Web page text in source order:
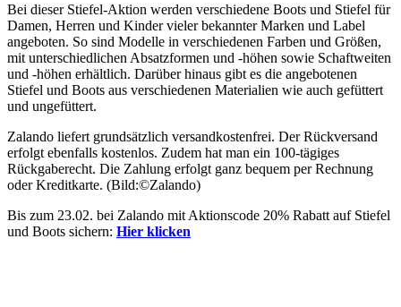
Bei dieser Stiefel-Aktion werden verschiedene Boots und Stiefel für
Damen, Herren und Kinder vieler bekannter Marken und Label
angeboten. So sind Modelle in verschiedenen Farben und Größen,
mit unterschiedlichen Absatzformen und -höhen sowie Schaftweiten
und -höhen erhältlich. Darüber hinaus gibt es die angebotenen
Stiefel und Boots aus verschiedenen Materialien wie auch gefüttert
und ungefüttert.
Zalando liefert grundsätzlich versandkostenfrei. Der Rückversand
erfolgt ebenfalls kostenlos. Zudem hat man ein 100-tägiges
Rückgaberecht. Die Zahlung erfolgt ganz bequem per Rechnung
oder Kreditkarte. (Bild:©Zalando)
Bis zum 23.02. bei Zalando mit Aktionscode 20% Rabatt auf Stiefel
und Boots sichern: Hier klicken